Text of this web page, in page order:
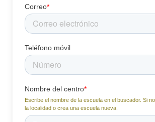
Correo*
Teléfono móvil
Nombre del centro*
Escribe el nombre de la escuela en el buscador. Si
la localidad o crea una escuela nueva.